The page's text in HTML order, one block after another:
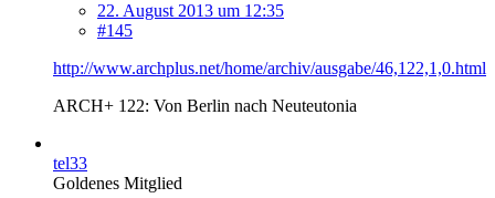
22. August 2013 um 12:35
#145
http://www.archplus.net/home/archiv/ausgabe/46,122,1,0.html
ARCH+ 122: Von Berlin nach Neuteutonia
tel33
Goldenes Mitglied